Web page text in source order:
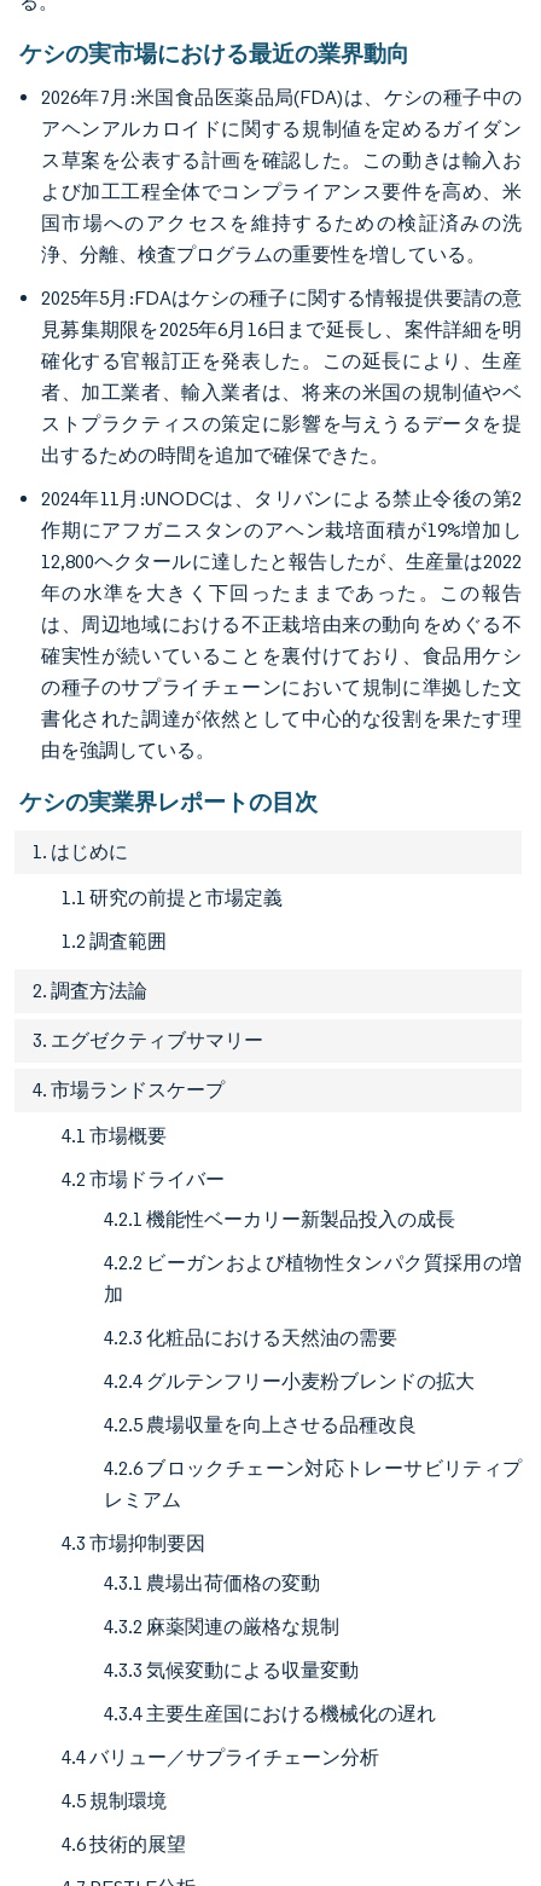
ケシの実市場における最近の業界動向
2026年7月:米国食品医薬品局(FDA)は、ケシの種子中の
アヘンアルカロイドに関する規制値を定めるガイダン
ス草案を公表する計画を確認した。この動きは輸入お
よび加工工程全体でコンプライアンス要件を高め、米
国市場へのアクセスを維持するための検証済みの洗
浄、分離、検査プログラムの重要性を増している。
2025年5月:FDAはケシの種子に関する情報提供要請の意
見募集期限を2025年6月16日まで延長し、案件詳細を明
確化する官報訂正を発表した。この延長により、生産
者、加工業者、輸入業者は、将来の米国の規制値やベ
ストプラクティスの策定に影響を与えうるデータを提
出するための時間を追加で確保できた。
2024年11月:UNODCは、タリバンによる禁止令後の第2
作期にアフガニスタンのアヘン栽培面積が19%増加し
12,800ヘクタールに達したと報告したが、生産量は2022
年の水準を大きく下回ったままであった。この報告
は、周辺地域における不正栽培由来の動向をめぐる不
確実性が続いていることを裏付けており、食品用ケシ
の種子のサプライチェーンにおいて規制に準拠した文
書化された調達が依然として中心的な役割を果たす理
由を強調している。
ケシの実業界レポートの目次
1. はじめに
1.1 研究の前提と市場定義
1.2 調査範囲
2. 調査方法論
3. エグゼクティブサマリー
4. 市場ランドスケープ
4.1 市場概要
4.2 市場ドライバー
4.2.1 機能性ベーカリー新製品投入の成長
4.2.2 ビーガンおよび植物性タンパク質採用の増
加
4.2.3 化粧品における天然油の需要
4.2.4 グルテンフリー小麦粉ブレンドの拡大
4.2.5 農場収量を向上させる品種改良
4.2.6 ブロックチェーン対応トレーサビリティプ
レミアム
4.3 市場抑制要因
4.3.1 農場出荷価格の変動
4.3.2 麻薬関連の厳格な規制
4.3.3 気候変動による収量変動
4.3.4 主要生産国における機械化の遅れ
4.4 バリュー／サプライチェーン分析
4.5 規制環境
4.6 技術的展望